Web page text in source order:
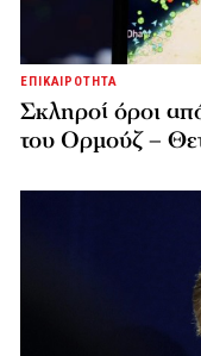
ΕΠΙΚΑΙΡΟΤΗΤΑ
Σκληροί όροι
του Ορμούζ –